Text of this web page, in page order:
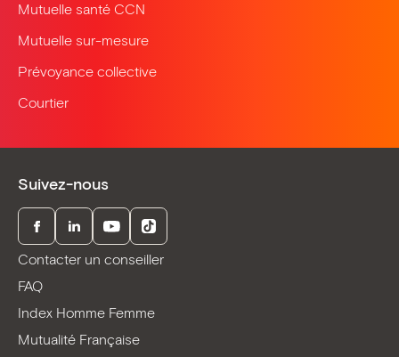
Mutuelle santé CCN
Mutuelle sur-mesure
Prévoyance collective
Courtier
Suivez-nous
FacebookLinkedInYoutubeTikTok
Contacter un conseiller
FAQ
Index Homme Femme
Mutualité Française